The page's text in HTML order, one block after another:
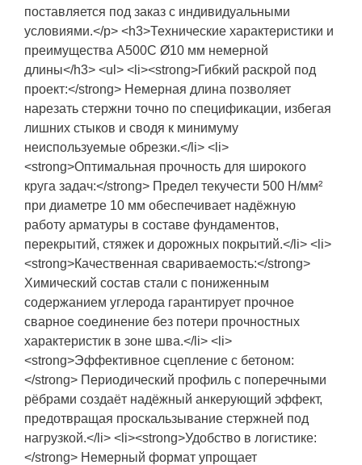
поставляется под заказ с индивидуальными
условиями.</p> <h3>Технические характеристики и
преимущества А500С Ø10 мм немерной
длины</h3> <ul> <li><strong>Гибкий раскрой под
проект:</strong> Немерная длина позволяет
нарезать стержни точно по спецификации, избегая
лишних стыков и сводя к минимуму
неиспользуемые обрезки.</li> <li>
<strong>Оптимальная прочность для широкого
круга задач:</strong> Предел текучести 500 Н/мм²
при диаметре 10 мм обеспечивает надёжную
работу арматуры в составе фундаментов,
перекрытий, стяжек и дорожных покрытий.</li> <li>
<strong>Качественная свариваемость:</strong>
Химический состав стали с пониженным
содержанием углерода гарантирует прочное
сварное соединение без потери прочностных
характеристик в зоне шва.</li> <li>
<strong>Эффективное сцепление с бетоном:
</strong> Периодический профиль с поперечными
рёбрами создаёт надёжный анкерующий эффект,
предотвращая проскальзывание стержней под
нагрузкой.</li> <li><strong>Удобство в логистике:
</strong> Немерный формат упрощает